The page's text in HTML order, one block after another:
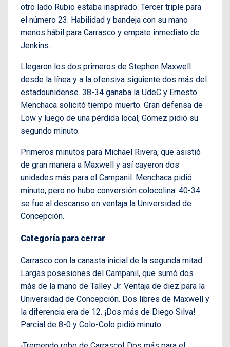
otro lado Rubio estaba inspirado. Tercer triple para
el número 23. Habilidad y bandeja con su mano
menos hábil para Carrasco y empate inmediato de
Jenkins.
Llegaron los dos primeros de Stephen Maxwell
desde la línea y a la ofensiva siguiente dos más del
estadounidense. 38-34 ganaba la UdeC y Ernesto
Menchaca solicitó tiempo muerto. Gran defensa de
Low y luego de una pérdida local, Gómez pidió su
segundo minuto.
Primeros minutos para Michael Rivera, que asistió
de gran manera a Maxwell y así cayeron dos
unidades más para el Campanil. Menchaca pidió
minuto, pero no hubo conversión colocolina. 40-34
se fue al descanso en ventaja la Universidad de
Concepción.
Categoría para cerrar
Carrasco con la canasta inicial de la segunda mitad.
Largas posesiones del Campanil, que sumó dos
más de la mano de Talley Jr. Ventaja de diez para la
Universidad de Concepción. Dos libres de Maxwell y
la diferencia era de 12. ¡Dos más de Diego Silva!
Parcial de 8-0 y Colo-Colo pidió minuto.